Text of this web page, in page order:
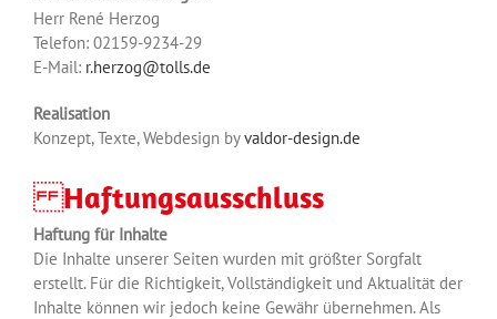
Herr René Herzog
Telefon: 02159-9234-29
E-Mail: r.herzog@tolls.de
Realisation
Konzept, Texte, Webdesign byvaldor-design.de
Haftungsausschluss
Haftung für Inhalte
Die Inhalte unserer Seiten wurden mit größter Sorgfalt
erstellt. Für die Richtigkeit, Vollständigkeit und Aktualität der
Inhalte können wir jedoch keine Gewähr übernehmen. Als